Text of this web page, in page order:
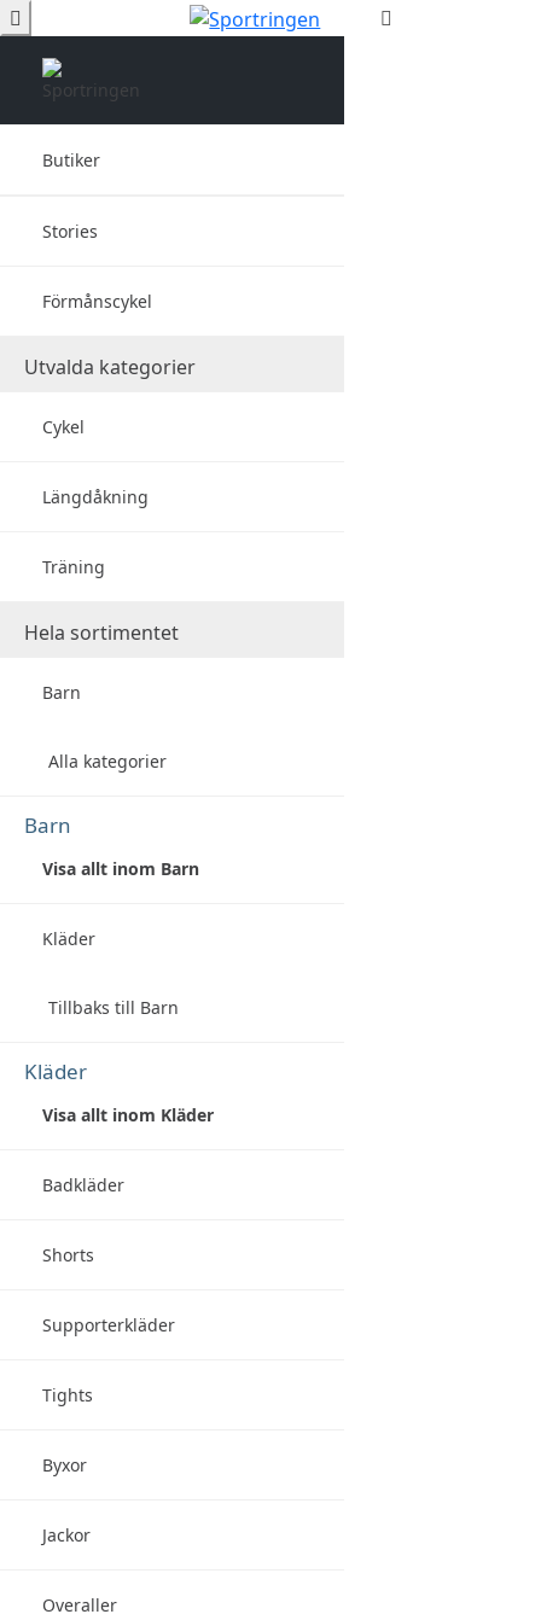
Butiker
Stories
Förmånscykel
Utvalda kategorier
Cykel
Längdåkning
Träning
Hela sortimentet
Barn
Alla kategorier
Barn
Visa allt inom Barn
Kläder
Tillbaks till Barn
Kläder
Visa allt inom Kläder
Badkläder
Shorts
Supporterkläder
Tights
Byxor
Jackor
Overaller